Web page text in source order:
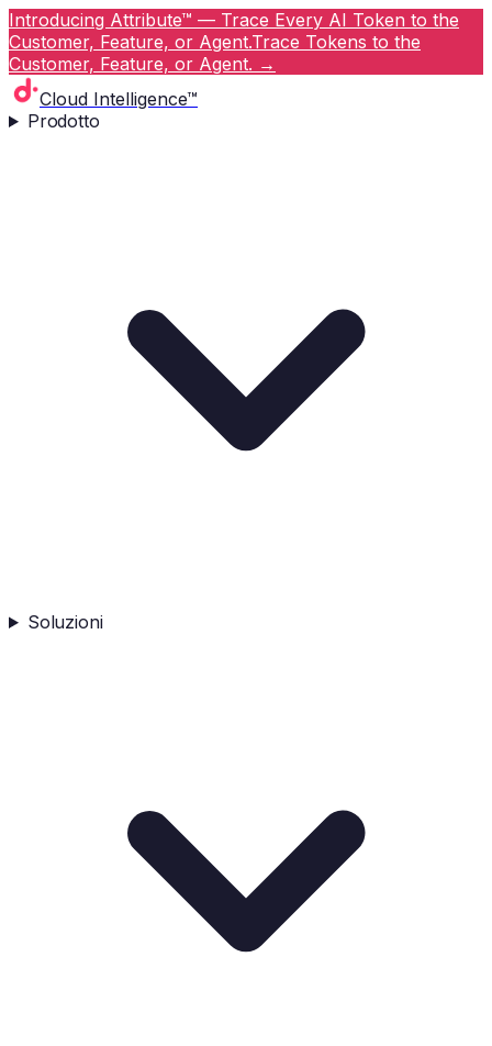
Introducing Attribute™ — Trace Every AI Token to the
Customer, Feature, or Agent.Trace Tokens to the
Customer, Feature, or Agent. →
Cloud Intelligence™
Prodotto
Soluzioni